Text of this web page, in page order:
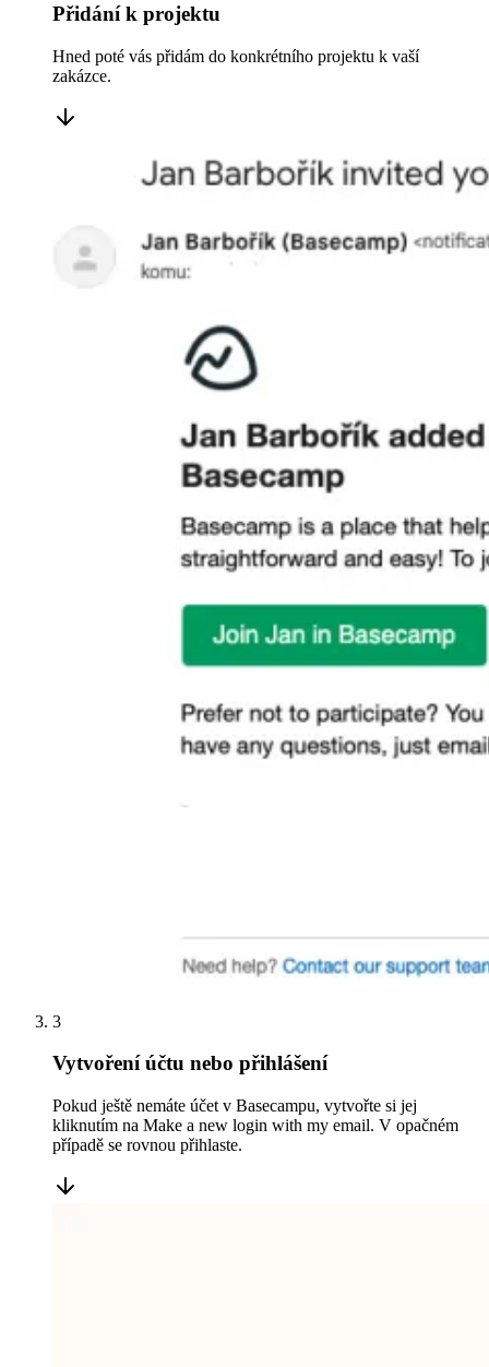
Přidání k projektu
Hned poté vás přidám do konkrétního projektu k vaší
zakázce.
3
Vytvoření účtu nebo přihlášení
Pokud ještě nemáte účet v Basecampu, vytvořte si jej
kliknutím na Make a new login with my email. V opačném
případě se rovnou přihlaste.